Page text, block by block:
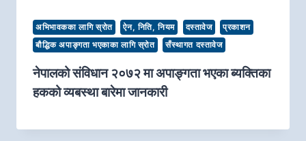
अभिभावकका लागि स्रोत ऐन, निति, नियम दस्तावेज
प्रकाशन
बौद्धिक अपाङ्गता भएकाका लागि स्रोत
सँस्थागत दस्तावेज
नेपालको संविधान २०७२ मा अपाङ्गता भएका ब्यक्तिका
हकको व्यबस्था बारेमा जानकारी